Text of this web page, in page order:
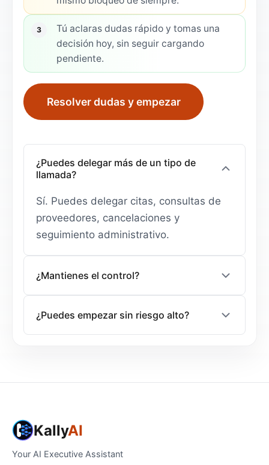
$1
Tarifa excedente N/A
3
Tú aclaras dudas rápido y tomas una
decisión hoy, sin seguir cargando
pendiente.
Resolver dudas y empezar
¿Puedes delegar más de un tipo de
llamada?
Sí. Puedes delegar citas, consultas de
proveedores, cancelaciones y
seguimiento administrativo.
¿Mantienes el control?
resumen claro de cada gestión completada.
¿Puedes empezar sin riesgo alto?
KallyAI
Your AI Executive Assistant